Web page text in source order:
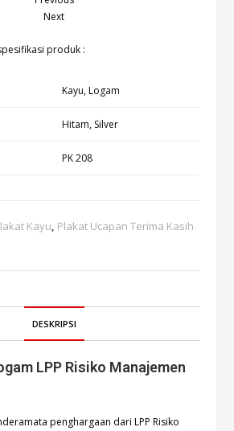
Next
produk :
Kayu, Logam
Hitam, Silver
PK 208
Kayu, Plakat Ucapan Terima Kasih
DESKRIPSI
LPP Risiko Manajemen
penghargaan dari LPP Risiko